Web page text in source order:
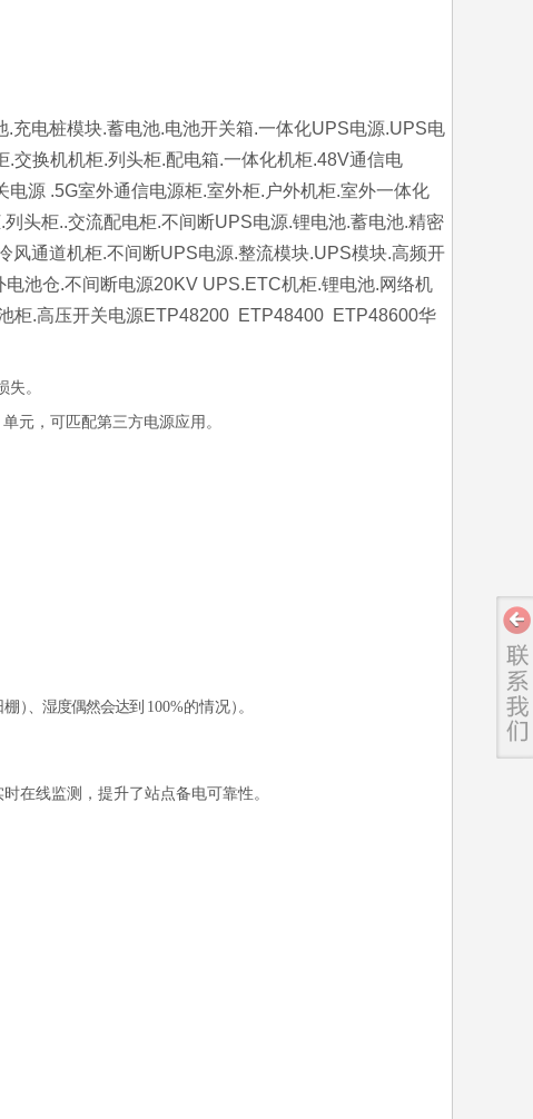
电桩模块.蓄电池.电池开关箱.一体化UPS电源.UPS电
交换机机柜.列头柜.配电箱.一体化机柜.48V通信电
源 .5G室外通信电源柜.室外柜.户外机柜.室外一体化
头柜..交流配电柜.不间断UPS电源.锂电池.蓄电池.精密
风通道机柜.不间断UPS电源.整流模块.UPS模块.高频开
池仓.不间断电源20KV UPS.ETC机柜.锂电池.网络机
柜.高压开关电源ETP48200 ETP48400 ETP48600华
。
单元，可匹配第三方电源应用。
） 、湿度偶然会达到 100%的情况） 。
在线监测，提升了站点备电可靠性。